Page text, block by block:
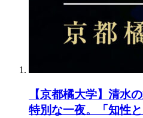
【京都橘大学】清水
特別な一夜。「知性